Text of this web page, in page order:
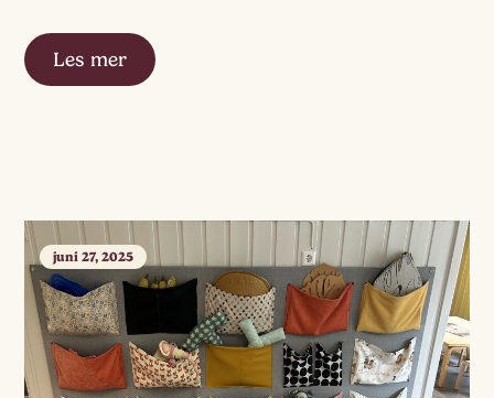
Les mer
juni 27, 2025